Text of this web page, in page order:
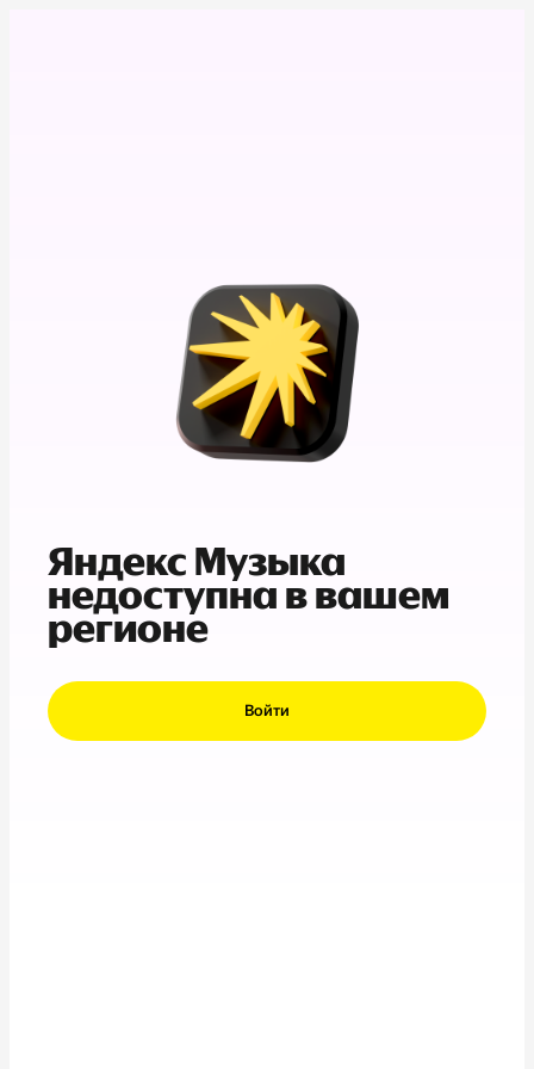
Яндекс Музыка
недоступна в вашем
регионе
Войти